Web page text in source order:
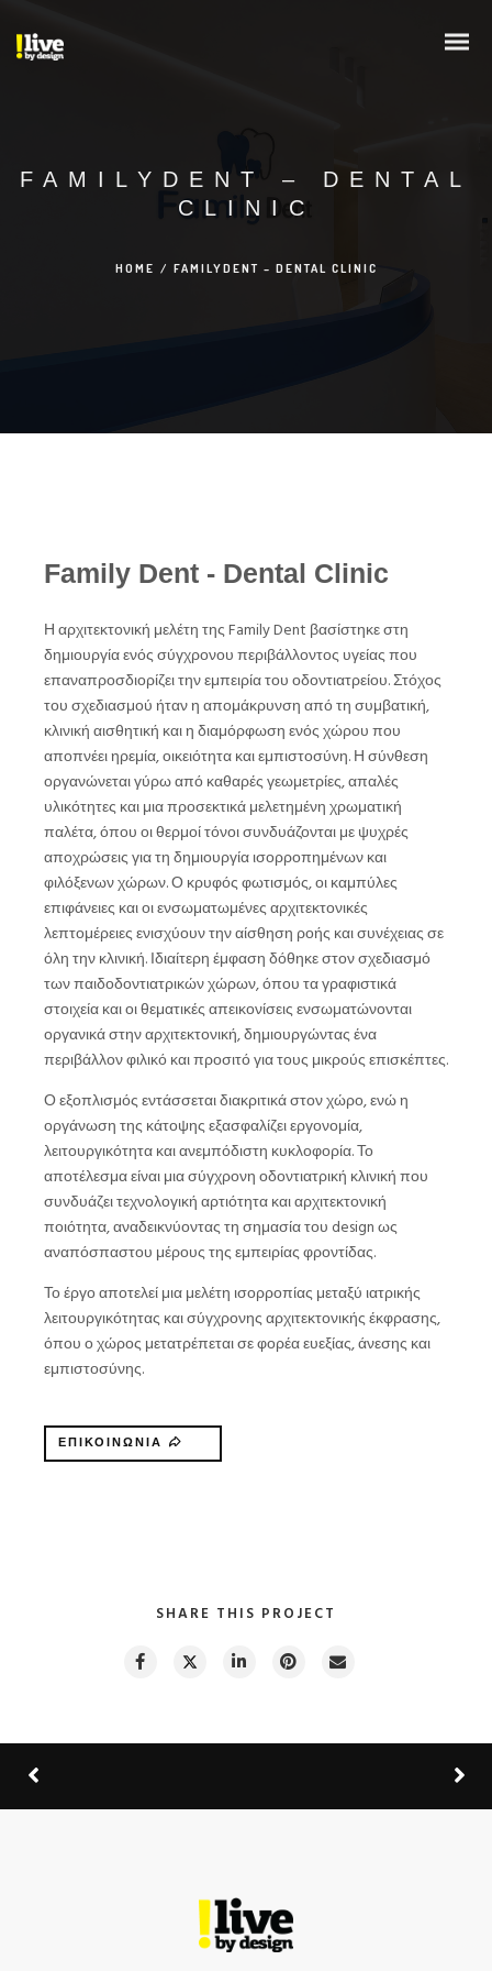
FAMILYDENT – DENTAL
CLINIC
HOME / FAMILYDENT – DENTAL CLINIC
Family Dent - Dental Clinic
Η αρχιτεκτονική μελέτη της Family Dent βασίστηκε στη
δημιουργία ενός σύγχρονου περιβάλλοντος υγείας που
επαναπροσδιορίζει την εμπειρία του οδοντιατρείου. Στόχος
του σχεδιασμού ήταν η απομάκρυνση από τη συμβατική,
κλινική αισθητική και η διαμόρφωση ενός χώρου που
αποπνέει ηρεμία, οικειότητα και εμπιστοσύνη. Η σύνθεση
οργανώνεται γύρω από καθαρές γεωμετρίες, απαλές
υλικότητες και μια προσεκτικά μελετημένη χρωματική
παλέτα, όπου οι θερμοί τόνοι συνδυάζονται με ψυχρές
αποχρώσεις για τη δημιουργία ισορροπημένων και
φιλόξενων χώρων. Ο κρυφός φωτισμός, οι καμπύλες
επιφάνειες και οι ενσωματωμένες αρχιτεκτονικές
λεπτομέρειες ενισχύουν την αίσθηση ροής και συνέχειας σε
όλη την κλινική. Ιδιαίτερη έμφαση δόθηκε στον σχεδιασμό
των παιδοδοντιατρικών χώρων, όπου τα γραφιστικά
στοιχεία και οι θεματικές απεικονίσεις ενσωματώνονται
οργανικά στην αρχιτεκτονική, δημιουργώντας ένα
περιβάλλον φιλικό και προσιτό για τους μικρούς επισκέπτες.
Ο εξοπλισμός εντάσσεται διακριτικά στον χώρο, ενώ η
οργάνωση της κάτοψης εξασφαλίζει εργονομία,
λειτουργικότητα και ανεμπόδιστη κυκλοφορία. Το
αποτέλεσμα είναι μια σύγχρονη οδοντιατρική κλινική που
συνδυάζει τεχνολογική αρτιότητα και αρχιτεκτονική
ποιότητα, αναδεικνύοντας τη σημασία του design ως
αναπόσπαστου μέρους της εμπειρίας φροντίδας.
Το έργο αποτελεί μια μελέτη ισορροπίας μεταξύ ιατρικής
λειτουργικότητας και σύγχρονης αρχιτεκτονικής έκφρασης,
όπου ο χώρος μετατρέπεται σε φορέα ευεξίας, άνεσης και
εμπιστοσύνης.
ΕΠΙΚΟΙΝΩΝΙΑ
SHARE THIS PROJECT